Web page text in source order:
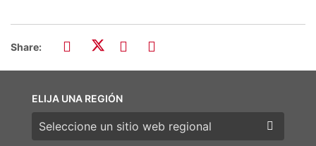
Share:
ELIJA UNA REGIÓN
Elija una región